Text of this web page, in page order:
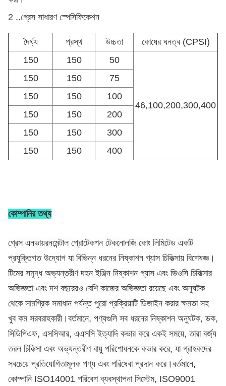
2 ..গ্রেস সাধারণ স্পেসিফিকেশন
দৈর্ঘ্য প্রস্থ উচ্চতা
কোষের ঘনত্ব (CPSI)
150
150 50
46,100,200,300,400
150 150
75
150
150
100
150
150
200
150
150
300
150
150 400
কোম্পানির তথ্য
গ্রেস এনভায়রনমেন্টাল প্রোটেকশন টেকনোলজি কোং লিমিটেড একটি
প্রযুক্তিগত উদ্যোগ যা বিভিন্ন ধরনের নিষ্কাশন গ্যাস চিকিত্সায় বিশেষজ্ঞ।
টিমের সমৃদ্ধ অভ্যন্তরীণ দহন ইঞ্জিন নিষ্কাশন গ্যাস এবং ভিওসি চিকিত্সার
অভিজ্ঞতা এবং দশ বছরেরও বেশি কাজের অভিজ্ঞতা রয়েছে এবং অনুঘটক
থেকে সামগ্রিক সমাধান পর্যন্ত পুরো প্রক্রিয়াটি ডিজাইন করার ক্ষমতা সহ
খুব কম সরবরাহকারী।বর্তমানে, পণ্যগুলি সব ধরনের নিষ্কাশন অনুঘটক, ডক,
সিডিপিএফ, এসসিআর, এএসসি ইত্যাদি কভার করে একই সময়ে, তারা বর্জ্য
তরল চিকিত্সা এবং অভ্যন্তরীণ বায়ু পরিশোধনকে কভার করে, যা গ্রাহকদের
সবচেয়ে প্রতিযোগিতামূলক পণ্য এবং পরিষেবা প্রদান করে।বর্তমানে,
কোম্পানি ISO14001 পরিবেশ ব্যবস্থাপনা সিস্টেম, ISO9001